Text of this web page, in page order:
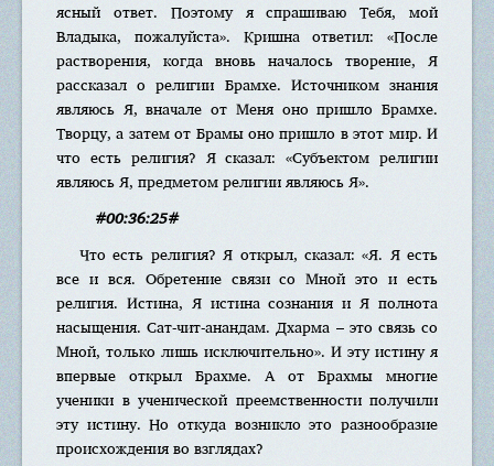
ясный ответ. Поэтому я спрашиваю Тебя, мой
Владыка, пожалуйста». Кришна ответил: «После
растворения, когда вновь началось творение, Я
рассказал о религии Брамхе. Источником знания
являюсь Я, вначале от Меня оно пришло Брамхе.
Творцу, а затем от Брамы оно пришло в этот мир. И
что есть религия? Я сказал: «Субъектом религии
являюсь Я, предметом религии являюсь Я».
#00:36:25#
Что есть религия? Я открыл, сказал: «Я. Я есть
все и вся. Обретение связи со Мной это и есть
религия. Истина, Я истина сознания и Я полнота
насыщения. Сат-чит-анандам. Дхарма – это связь со
Мной, только лишь исключительно». И эту истину я
впервые открыл Брахме. А от Брахмы многие
ученики в ученической преемственности получили
эту истину. Но откуда возникло это разнообразие
происхождения во взглядах?